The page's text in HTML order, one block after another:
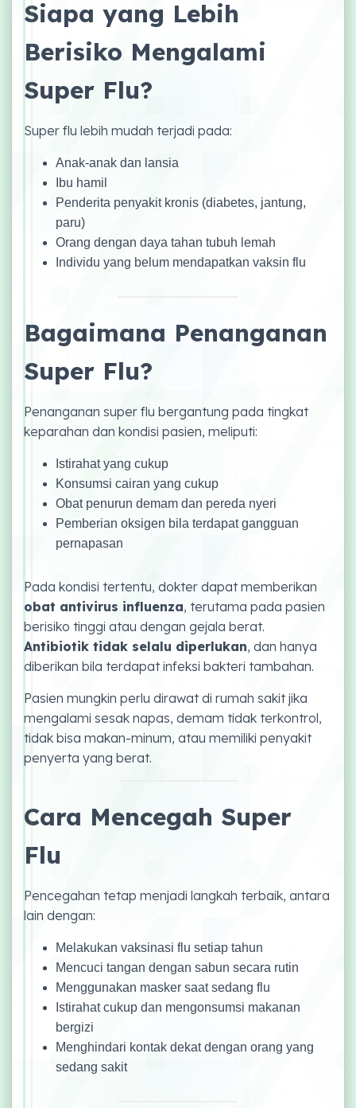
Siapa yang Lebih
Berisiko Mengalami
Super Flu?
Super flu lebih mudah terjadi pada:
Anak-anak dan lansia
Ibu hamil
Penderita penyakit kronis (diabetes, jantung,
paru)
Orang dengan daya tahan tubuh lemah
Individu yang belum mendapatkan vaksin flu
Bagaimana Penanganan
Super Flu?
Penanganan super flu bergantung pada tingkat
keparahan dan kondisi pasien, meliputi:
Istirahat yang cukup
Konsumsi cairan yang cukup
Obat penurun demam dan pereda nyeri
Pemberian oksigen bila terdapat gangguan
pernapasan
Pada kondisi tertentu, dokter dapat memberikan
obat antivirus influenza, terutama pada pasien
berisiko tinggi atau dengan gejala berat.
Antibiotik tidak selalu diperlukan, dan hanya
diberikan bila terdapat infeksi bakteri tambahan.
Pasien mungkin perlu dirawat di rumah sakit jika
mengalami sesak napas, demam tidak terkontrol,
tidak bisa makan-minum, atau memiliki penyakit
penyerta yang berat.
Cara Mencegah Super
Flu
Pencegahan tetap menjadi langkah terbaik, antara
lain dengan:
Melakukan vaksinasi flu setiap tahun
Mencuci tangan dengan sabun secara rutin
Menggunakan masker saat sedang flu
Istirahat cukup dan mengonsumsi makanan
bergizi
Menghindari kontak dekat dengan orang yang
sedang sakit